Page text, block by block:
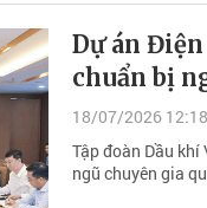
Dự án
chuẩn bị
18/07/2026 12:18
Tập đoàn Dầu
ngũ chuyên gia